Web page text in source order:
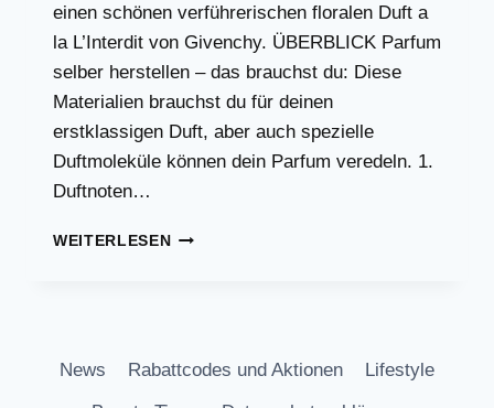
einen schönen verführerischen floralen Duft a
la L’Interdit von Givenchy. ÜBERBLICK Parfum
selber herstellen – das brauchst du: Diese
Materialien brauchst du für deinen
erstklassigen Duft, aber auch spezielle
Duftmoleküle können dein Parfum veredeln. 1.
Duftnoten…
WEITERLESENEIGENES
News Rabattcodes und Aktionen
Lifestyle